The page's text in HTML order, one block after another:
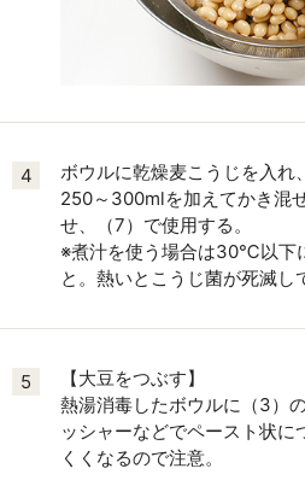
4
ボウルに乾燥麦こうじを入
250～300mlを加えてかき混
せ、（7）で使用する。
※煮汁を使う場合は30℃以下
と。熱いとこうじ菌が死滅し
5
【大豆をつぶす】
熱湯消毒したボウルに（3）
ッシャーなどでペースト状に
くくなるので注意。